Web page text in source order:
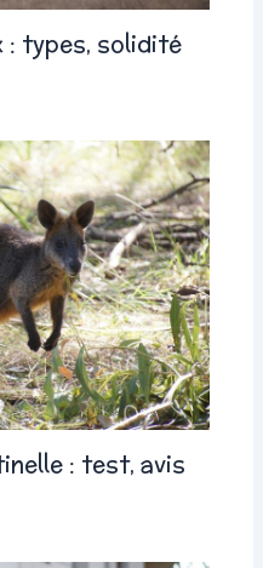
: types, solidité
: test, avis